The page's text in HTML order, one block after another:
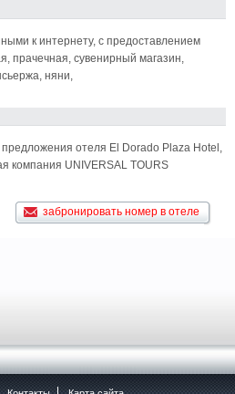
к интернету, с предоставлением
прачечная, сувенирный магазин,
няни,
отеля El Dorado Plaza Hotel,
компания UNIVERSAL TOURS
забронировать номер в отеле